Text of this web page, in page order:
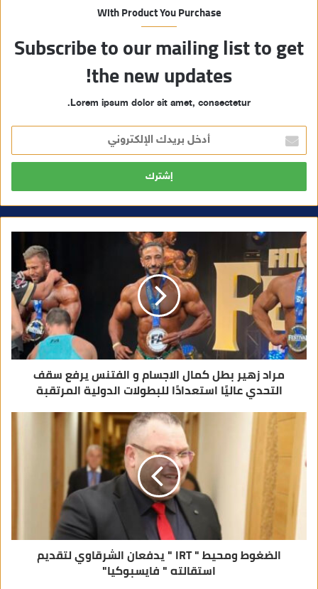
With Product You Purchase
Subscribe to our mailing list to get
the new updates!
Lorem ipsum dolor sit amet, consectetur.
خ
ل
ر
ا
ل
إ
ل
ك
ت
ر
و
ن
ي
مراد زهير بطل كمال الاجسام و الفتنس يرفع سقف
التحدي عاليًا استعدادًا للبطولات الدولية المرتقبة
الضغوط ومحيط " IRT " يدفعان الشرقاوي لتقديم
استقالته " فايسبوكيا"